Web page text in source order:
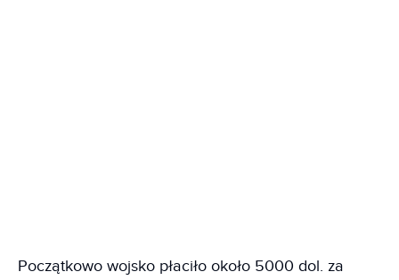
Początkowo wojsko płaciło około 5000 dol. za